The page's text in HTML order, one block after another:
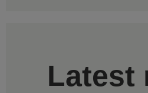
Latest